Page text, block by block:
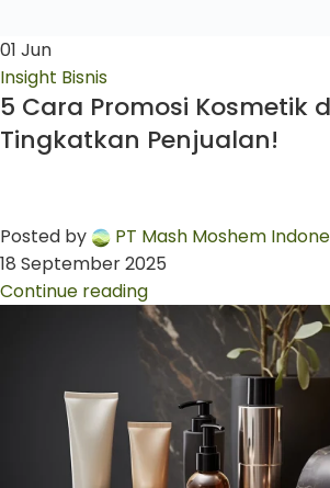
01 Jun
Insight Bisnis
5 Cara Promosi Kosmetik
Tingkatkan Penjualan!
Posted by
PT Mash Moshem
18 September 2025
Continue reading